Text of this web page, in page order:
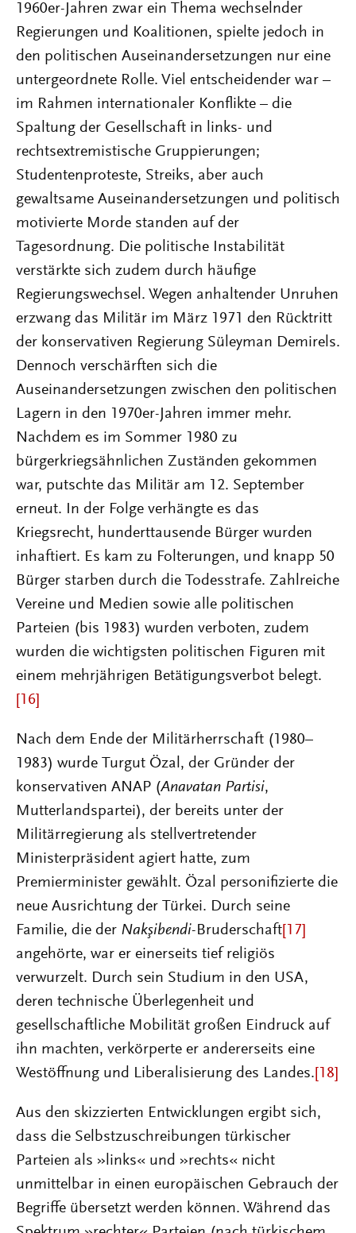
1960er-Jahren zwar ein Thema wechselnder
Regierungen und Koalitionen, spielte jedoch in
den politischen Auseinandersetzungen nur eine
untergeordnete Rolle. Viel entscheidender war –
im Rahmen internationaler Konflikte – die
Spaltung der Gesellschaft in links- und
rechtsextremistische Gruppierungen;
Studentenproteste, Streiks, aber auch
gewaltsame Auseinandersetzungen und politisch
motivierte Morde standen auf der
Tagesordnung. Die politische Instabilität
verstärkte sich zudem durch häufige
Regierungswechsel. Wegen anhaltender Unruhen
erzwang das Militär im März 1971 den Rücktritt
der konservativen Regierung Süleyman Demirels.
Dennoch verschärften sich die
Auseinandersetzungen zwischen den politischen
Lagern in den 1970er-Jahren immer mehr.
Nachdem es im Sommer 1980 zu
bürgerkriegsähnlichen Zuständen gekommen
war, putschte das Militär am 12. September
erneut. In der Folge verhängte es das
Kriegsrecht, hunderttausende Bürger wurden
inhaftiert. Es kam zu Folterungen, und knapp 50
Bürger starben durch die Todesstrafe. Zahlreiche
Vereine und Medien sowie alle politischen
Parteien (bis 1983) wurden verboten, zudem
wurden die wichtigsten politischen Figuren mit
einem mehrjährigen Betätigungsverbot belegt.
[16]
Nach dem Ende der Militärherrschaft (1980–
1983) wurde Turgut Özal, der Gründer der
konservativen ANAP (Anavatan Partisi,
Mutterlandspartei), der bereits unter der
Militärregierung als stellvertretender
Ministerpräsident agiert hatte, zum
Premierminister gewählt. Özal personifizierte die
neue Ausrichtung der Türkei. Durch seine
Familie, die der Nakşibendi-Bruderschaft [17]
angehörte, war er einerseits tief religiös
verwurzelt. Durch sein Studium in den USA,
deren technische Überlegenheit und
gesellschaftliche Mobilität großen Eindruck auf
ihn machten, verkörperte er andererseits eine
Westöffnung und Liberalisierung des Landes. [18]
Aus den skizzierten Entwicklungen ergibt sich,
dass die Selbstzuschreibungen türkischer
Parteien als »links« und »rechts« nicht
unmittelbar in einen europäischen Gebrauch der
Begriffe übersetzt werden können. Während das